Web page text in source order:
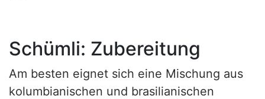
Schümli: Zubereitung
Am besten eignet sich eine Mischung aus
kolumbianischen und brasilianischen